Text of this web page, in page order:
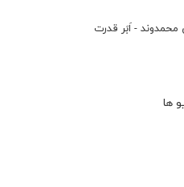
محمدوند - اَبَر قدرت
ها